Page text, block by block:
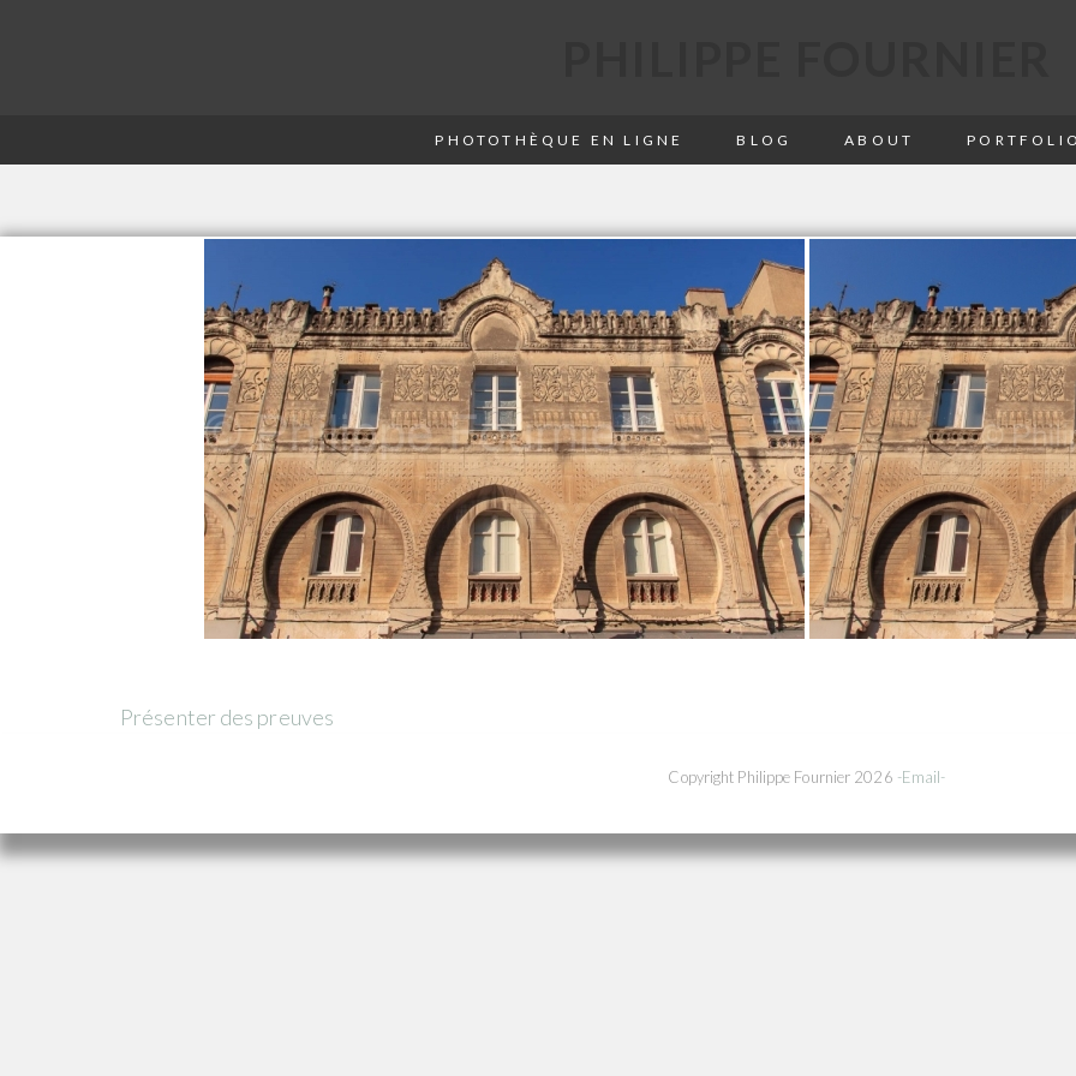
PHOTOTHÈQUE EN LIGNE BLOG ABOUT
Présenter des preuves
Copyright Philippe Fournier 2026 -Email-